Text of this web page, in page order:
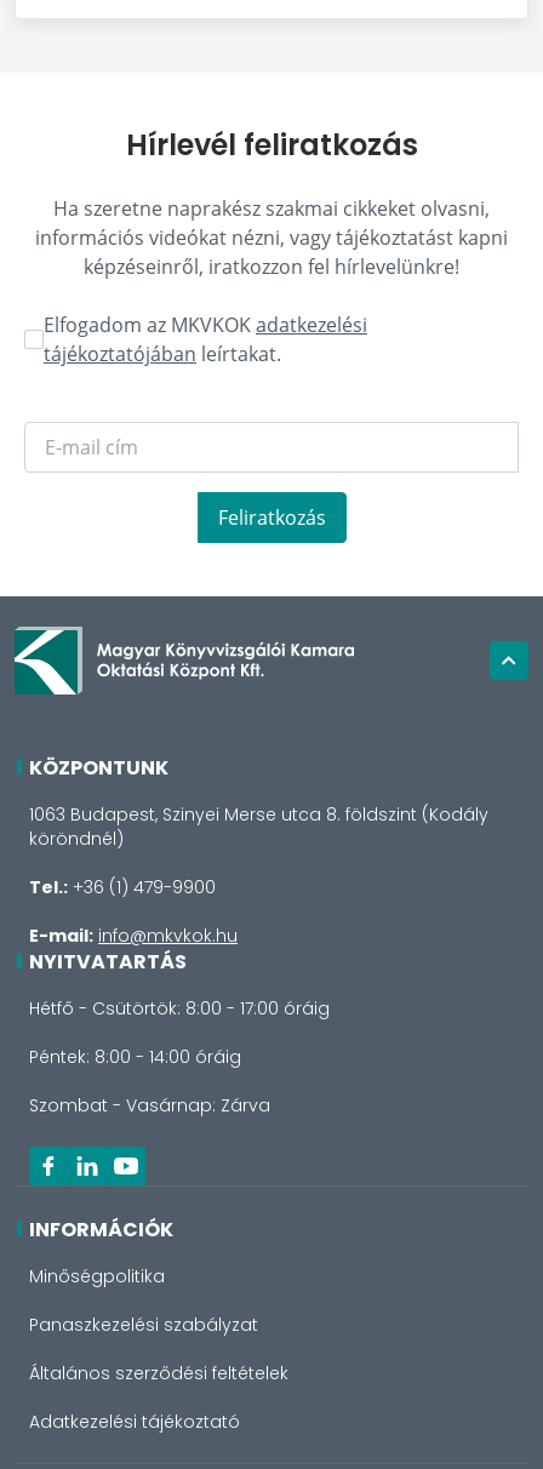
Hírlevél feliratkozás
Ha szeretne naprakész szakmai cikkeket olvasni,
információs videókat nézni, vagy tájékoztatást kapni
képzéseinről, iratkozzon fel hírlevelünkre!
Elfogadom az MKVKOKadatkezelési
tájékoztatójában leírtakat.
Feliratkozás
KÖZPONTUNK
1063 Budapest, Szinyei Merse utca 8. földszint (Kodály
köröndnél)
Tel.: +36 (1) 479-9900
E-mail: info@mkvkok.hu
NYITVATARTÁS
Hétfő - Csütörtök: 8:00 - 17:00 óráig
Péntek: 8:00 - 14:00 óráig
Szombat - Vasárnap: Zárva
INFORMÁCIÓK
Minőségpolitika
Panaszkezelési szabályzat
Általános szerződési feltételek
Adatkezelési tájékoztató